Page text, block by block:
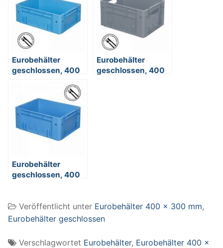
Eurobehälter
geschlossen, 400
Eurobehälter
geschlossen, 400
Eurobehälter
geschlossen, 400
Veröffentlicht unter Eurobehälter 400 x 300 mm,
Eurobehälter geschlossen
Verschlagwortet Eurobehälter, Eurobehälter 400 x